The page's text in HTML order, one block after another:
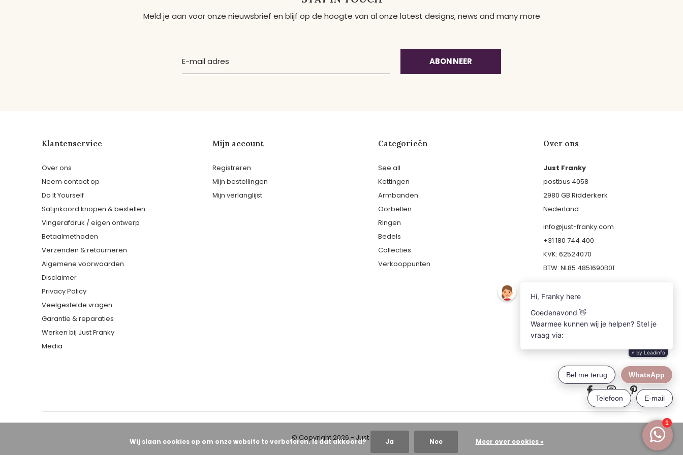
Meld je aan voor onze nieuwsbrief en blijf op de hoogte van al onze latest designs, news and many more
ABONNEER
Klantenservice
Over ons
Neem contact op
Do It Yourself
Satijnkoord knopen & bestellen
Vingerafdruk / eigen ontwerp
Betaalmethoden
Verzenden & retourneren
Algemene voorwaarden
Disclaimer
Privacy Policy
Veelgestelde vragen
Garantie & reparaties
Werken bij Just Franky
Media
Mijn account
Registreren
Mijn bestellingen
Mijn verlanglijst
Categorieën
See all
Kettingen
Armbanden
Oorbellen
Ringen
Bedels
Collecties
Verkooppunten
Over ons
Just Franky
postbus 4058
2980 GB Ridderkerk
Nederland
info@just-franky.com
+31 180 744 400
KVK: 62524070
BTW: NL85 4851690B01
© Copyright 2026 - Just Franky
Wij slaan cookies op om onze website te verbeteren. Is dat akkoord? Ja Nee Meer over cookies »